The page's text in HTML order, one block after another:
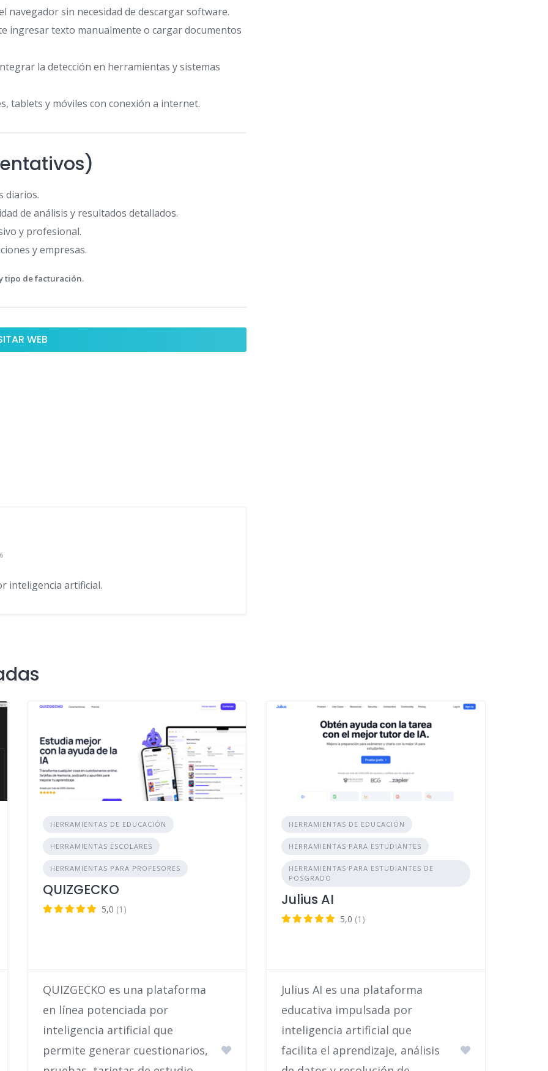
navegador sin necesidad de descargar software.
ingresar texto manualmente o cargar documentos
la detección en herramientas y sistemas
tablets y móviles con conexión a internet.
diarios.
de análisis y resultados detallados.
y profesional.
y empresas.
tipo de facturación.
WEB
inteligencia artificial.
HERRAMIENTAS DE EDUCACIÓN
HERRAMIENTAS ESCOLARES
HERRAMIENTAS PARA PROFESORES
QUIZGECKO
5,0 (1)
QUIZGECKO es una plataforma
en línea potenciada por
inteligencia artificial que
permite generar cuestionarios,
HERRAMIENTAS DE EDUCACIÓN
HERRAMIENTAS PARA ESTUDIANTES
HERRAMIENTAS PARA ESTUDIANTES DE
POSGRADO
Julius AI
5,0 (1)
Julius AI es una plataforma
educativa impulsada por
inteligencia artificial que
facilita el aprendizaje, análisis